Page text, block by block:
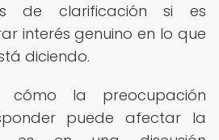
de clarificación si es
interés genuino en lo que
diciendo.
cómo la preocupación
puede afectar la